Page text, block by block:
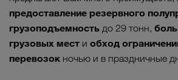
предоставление резервного
грузоподъемность до 29 тонн,
грузовых мест и обход
перевозок ночью и в праздничные